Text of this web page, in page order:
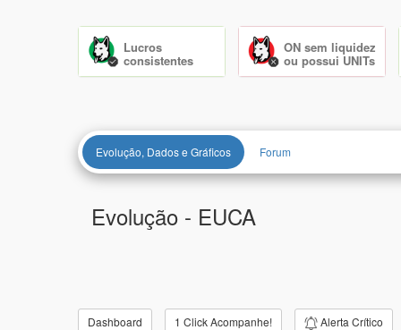
Lucros
consistentes
ON sem liquidez
ou possui UNITs
Evolução, Dados e Gráficos Forum
Evolução - EUCA
Dashboard 1 Click Acompanhe! Alerta Crítico